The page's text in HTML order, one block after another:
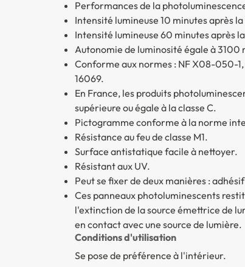
Performances de la
Intensité lumineuse 10 minutes après
Intensité lumineuse 60 minutes après
Autonomie de luminosité égale à 3100
Conforme aux normes : NF X08-050-
16069.
En France, les produits
supérieure ou égale à la classe C.
Pictogramme conforme à la norme
Résistance au feu de classe M1.
Surface antistatique facile à nettoyer.
Résistant aux UV.
Peut se fixer de deux manières :
Ces panneaux photoluminescents
l'extinction de la source émettrice de
en contact avec une source de lumière.
Conditions d'utilisation
Se pose de préférence à l'intérieur.